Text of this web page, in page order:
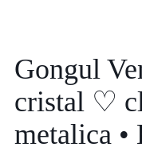
Gongul
cristal ♡
metalica •